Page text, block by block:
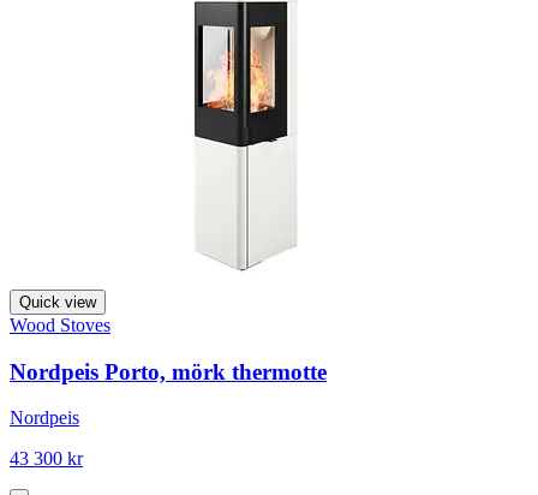
Quick view
Wood Stoves
Nordpeis Porto, mörk thermotte
Nordpeis
43 300 kr